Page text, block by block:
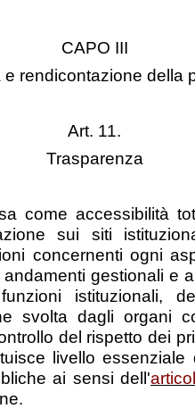
CAPO III
e rendicontazione della
Art. 11.
Trasparenza
come accessibilità
sui siti
concernenti ogni
gestionali e
istituzionali,
svolta dagli organi
del rispetto dei
livello essenziale
ai sensi dell'